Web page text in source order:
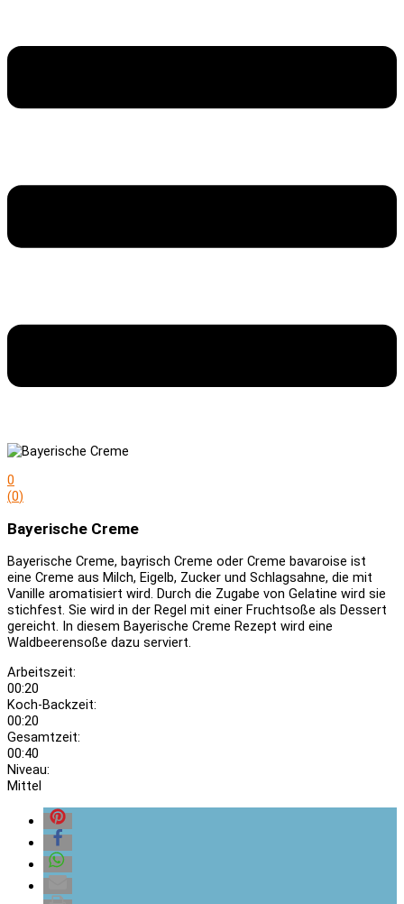
0
(0)
Bayerische Creme
Bayerische Creme, bayrisch Creme oder Creme bavaroise ist
eine Creme aus Milch, Eigelb, Zucker und Schlagsahne, die mit
Vanille aromatisiert wird. Durch die Zugabe von Gelatine wird sie
stichfest. Sie wird in der Regel mit einer Fruchtsoße als Dessert
gereicht. In diesem Bayerische Creme Rezept wird eine
Waldbeerensoße dazu serviert.
Arbeitszeit:
00:20
Koch-Backzeit:
00:20
Gesamtzeit:
00:40
Niveau:
Mittel